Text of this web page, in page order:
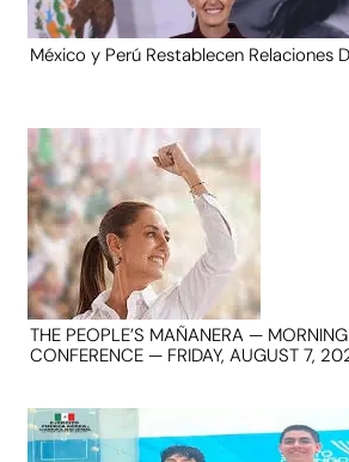
México y Perú Restablecen Relaciones
THE PEOPLE’S MAÑANERA —
CONFERENCE — FRIDAY, AUGUST 7,